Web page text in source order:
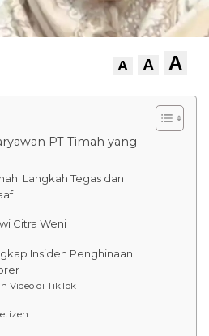
A A A
PT Timah yang
Langkah Tegas dan
Citra Weni
Insiden Penghinaan
Video di TikTok